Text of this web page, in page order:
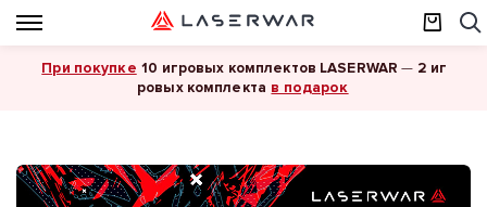
При покупке 10 игровых комплектов LASERWAR — 2 иг
ровых комплекта в подарок